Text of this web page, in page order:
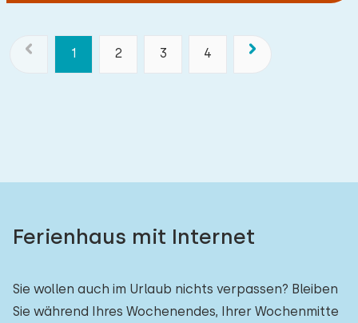
1 2 3 4
Ferienhaus mit Internet
Sie wollen auch im Urlaub nichts verpassen? Bleiben
Sie während Ihres Wochenendes, Ihrer Wochenmitte